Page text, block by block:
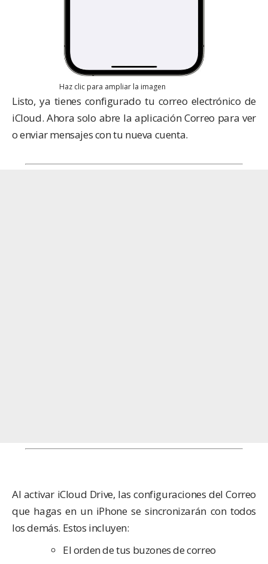
Haz clic para ampliar la imagen
Listo, ya tienes configurado tu correo electrónico de
iCloud. Ahora solo abre la aplicación Correo para ver
o enviar mensajes con tu nueva cuenta.
Al activar iCloud Drive, las configuraciones del Correo
que hagas en un iPhone se sincronizarán con todos
los demás. Estos incluyen:
El orden de tus buzones de correo